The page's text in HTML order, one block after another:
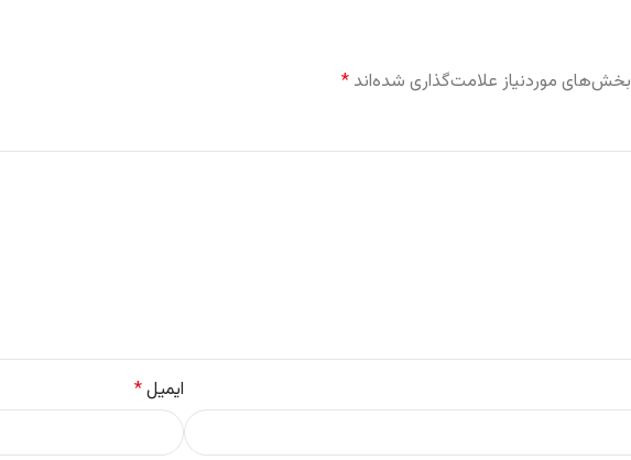
بخش‌های موردنیاز علامت‌گذاری شده‌اند *
ایمیل*